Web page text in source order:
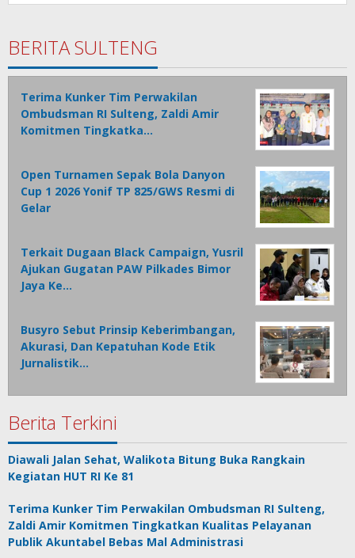
BERITA SULTENG
Terima Kunker Tim Perwakilan
Ombudsman RI Sulteng, Zaldi Amir
Komitmen Tingkatka…
Open Turnamen Sepak Bola Danyon
Cup 1 2026 Yonif TP 825/GWS Resmi di
Gelar
Terkait Dugaan Black Campaign, Yusril
Ajukan Gugatan PAW Pilkades Bimor
Jaya Ke…
Busyro Sebut Prinsip Keberimbangan,
Akurasi, Dan Kepatuhan Kode Etik
Jurnalistik…
Berita Terkini
Diawali Jalan Sehat, Walikota Bitung Buka Rangkain
Kegiatan HUT RI Ke 81
Terima Kunker Tim Perwakilan Ombudsman RI Sulteng,
Zaldi Amir Komitmen Tingkatkan Kualitas Pelayanan
Publik Akuntabel Bebas Mal Administrasi